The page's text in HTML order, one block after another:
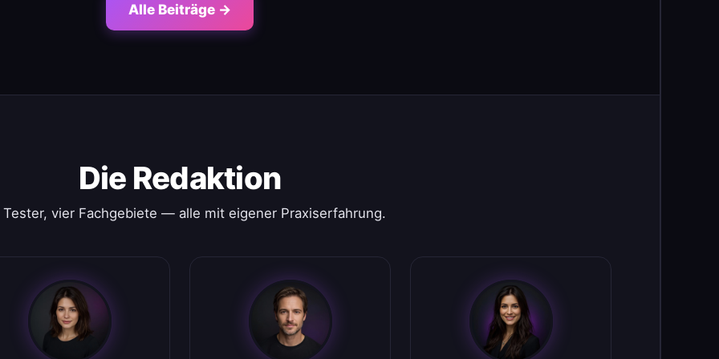
Alle Beiträge →
Die Redaktion
Tester, vier Fachgebiete — alle mit eigener Praxiserfahrung.